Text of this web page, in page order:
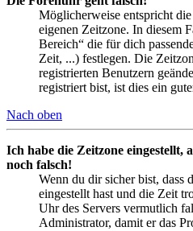
Möglicherweise entspricht
eigenen Zeitzone. In diesem
Bereich“ die für dich
Zeit, ...) festlegen. Die
registrierten Benutzern
registriert bist, ist dies ein
Nach oben
Ich habe die Zeitzone eingestellt,
noch falsch!
Wenn du dir sicher bist, dass
eingestellt hast und die Zeit
Uhr des Servers vermutlich
Administrator, damit er das